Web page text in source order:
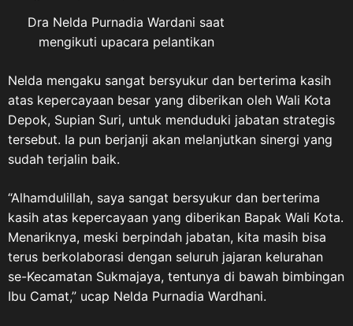
Dra Nelda Purnadia Wardani saat
mengikuti upacara pelantikan
Nelda mengaku sangat bersyukur dan berterima kasih
atas kepercayaan besar yang diberikan oleh Wali Kota
Depok, Supian Suri, untuk menduduki jabatan strategis
tersebut. Ia pun berjanji akan melanjutkan sinergi yang
sudah terjalin baik.
“Alhamdulillah, saya sangat bersyukur dan berterima
kasih atas kepercayaan yang diberikan Bapak Wali Kota.
Menariknya, meski berpindah jabatan, kita masih bisa
terus berkolaborasi dengan seluruh jajaran kelurahan
se-Kecamatan Sukmajaya, tentunya di bawah bimbingan
Ibu Camat,” ucap Nelda Purnadia Wardhani.